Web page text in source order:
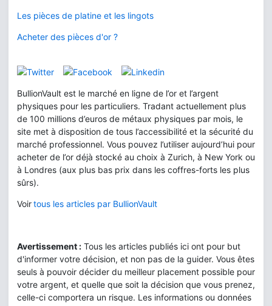
Les pièces de platine et les lingots
Acheter des pièces d'or ?
BullionVault est le marché en ligne de l’or et l’argent
physiques pour les particuliers. Tradant actuellement plus
de 100 millions d’euros de métaux physiques par mois, le
site met à disposition de tous l’accessibilité et la sécurité du
marché professionnel. Vous pouvez l’utiliser aujourd’hui pour
acheter de l’or déjà stocké au choix à Zurich, à New York ou
à Londres (aux plus bas prix dans les coffres-forts les plus
sûrs).
Voirtous les articles par BullionVault
Avertissement : Tous les articles publiés ici ont pour but
d'informer votre décision, et non pas de la guider. Vous êtes
seuls à pouvoir décider du meilleur placement possible pour
votre argent, et quelle que soit la décision que vous prenez,
celle-ci comportera un risque. Les informations ou données